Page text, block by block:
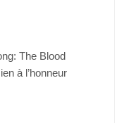
The Blood
à l’honneur